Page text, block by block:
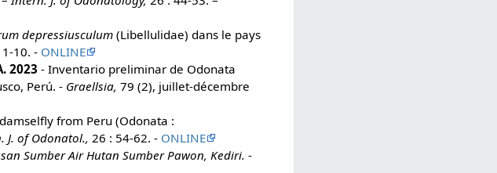
depressiusculum(Libellulidae) dans le pays
10. - ONLINE
2023 - Inventario preliminar de Odonata
Perú. - Graellsia, 79 (2), juillet-décembre
from Peru (Odonata :
J. of Odonatol., 26 : 54-62. - ONLINE
Sumber Air Hutan Sumber Pawon, Kediri. -